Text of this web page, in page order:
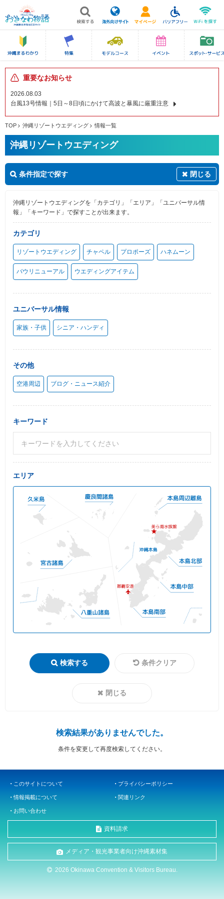
重要なお知らせ
2026.08.03
台風13号情報｜5日～8日頃にかけて高波と暴風に厳重注意
TOP 沖縄リゾートウエディング 情報一覧
沖縄リゾートウエディング
条件指定で探す 閉じる
沖縄リゾートウエディングを「カテゴリ」「エリア」「ユニバーサル情
報」「キーワード」で探すことが出来ます。
カテゴリ
リゾートウエディング チャペル プロポーズ ハネムーン
バウリニューアル ウエディングアイテム
ユニバーサル情報
家族・子供 シニア・ハンディ
その他
空港周辺 ブログ・ニュース紹介
キーワード
エリア
検索する 条件クリア
閉じる
検索結果がありませんでした。
条件を変更して再度検索してください。
このサイトについて プライバシーポリシー
情報掲載について 関連リンク
お問い合わせ
資料請求
メディア・観光事業者向け沖縄素材集
2026 Okinawa Convention & Visitors Bureau.